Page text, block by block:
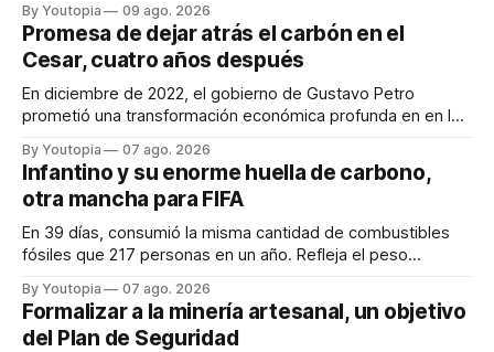
By Youtopia 09 ago. 2026
Promesa de dejar atrás el carbón en el
Cesar, cuatro años después
En diciembre de 2022, el gobierno de Gustavo Petro
prometió una transformación económica profunda en en la
By Youtopia 07 ago. 2026
Infantino y su enorme huella de carbono,
otra mancha para FIFA
En 39 días, consumió la misma cantidad de combustibles
fósiles que 217 personas en un año. Refleja el peso
By Youtopia 07 ago. 2026
Formalizar a la minería artesanal, un objetivo
del Plan de Seguridad